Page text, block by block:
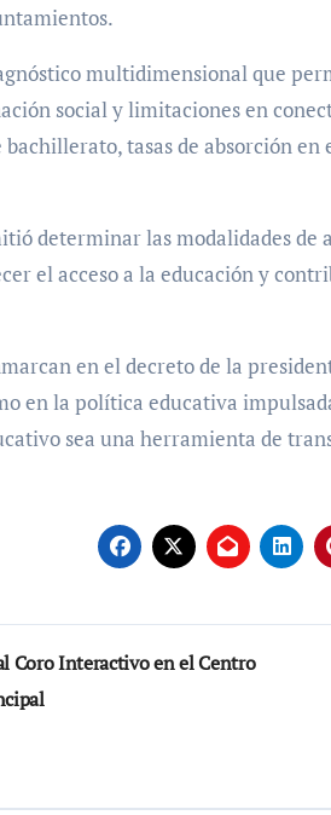
multidimensional que
social y limitaciones en
tasas de absorción
determinar las modalidades de
el acceso a la educación y
en el decreto de la
en la política educativa
sea una herramienta de
Coro Interactivo en el Centro